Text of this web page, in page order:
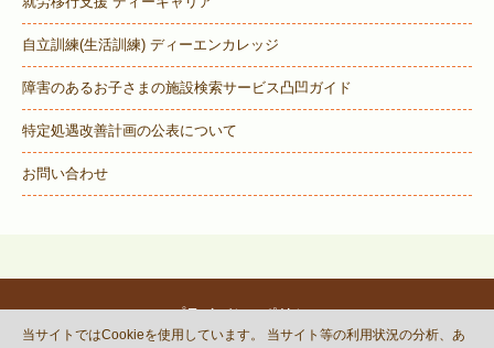
自立訓練(生活訓練) ディーエンカレッジ
障害のあるお子さまの施設検索サービス凸凹ガイド
特定処遇改善計画の公表について
お問い合わせ
プライバシーポリシー
© DECOBOCO BASE Co.,Ltd.
当サイトではCookieを使用しています。 当サイト等の利用状況の分析、あ